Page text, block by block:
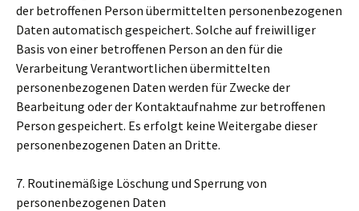
der betroffenen Person übermittelten personenbezogenen
Daten automatisch gespeichert. Solche auf freiwilliger
Basis von einer betroffenen Person an den für die
Verarbeitung Verantwortlichen übermittelten
personenbezogenen Daten werden für Zwecke der
Bearbeitung oder der Kontaktaufnahme zur betroffenen
Person gespeichert. Es erfolgt keine Weitergabe dieser
personenbezogenen Daten an Dritte.
7. Routinemäßige Löschung und Sperrung von
personenbezogenen Daten